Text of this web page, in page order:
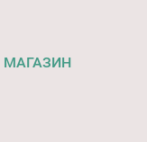
МАГАЗИН